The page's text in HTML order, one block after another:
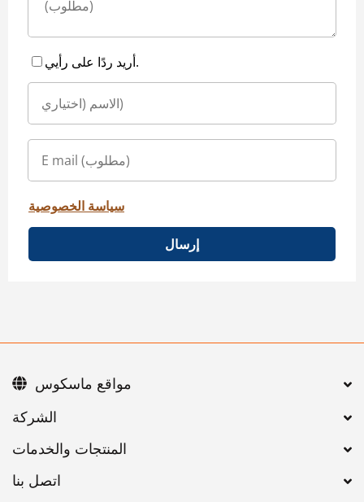
أريد ردًا على رأيي.
سياسة الخصوصية
إرسال
اتصل بنا
مواقع ماسكوس